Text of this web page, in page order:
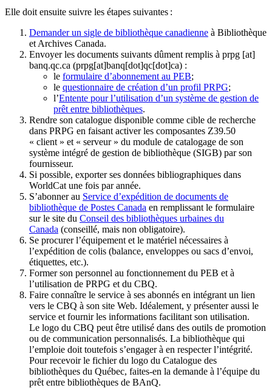
Elle doit ensuite suivre les étapes suivantes :
Demander un sigle de bibliothèque canadienne à Bibliothèque
et Archives Canada.
Envoyer les documents suivants dûment remplis à prpg [at]
banq.qc.ca (prpg[at]banq[dot]qc[dot]ca) :
le formulaire d’abonnement au PEB;
le questionnaire de création d’un profil PRPG;
l’Entente pour l’utilisation d’un système de gestion de
prêt entre bibliothèques.
Rendre son catalogue disponible comme cible de recherche
dans PRPG en faisant activer les composantes Z39.50
« client » et « serveur » du module de catalogage de son
système intégré de gestion de bibliothèque (SIGB) par son
fournisseur.
Si possible, exporter ses données bibliographiques dans
WorldCat une fois par année.
S’abonner au Service d’expédition de documents de
bibliothèque de Postes Canada en remplissant le formulaire
sur le site du Conseil des bibliothèques urbaines du
Canada (conseillé, mais non obligatoire).
Se procurer l’équipement et le matériel nécessaires à
l’expédition de colis (balance, enveloppes ou sacs d’envoi,
étiquettes, etc.).
Former son personnel au fonctionnement du PEB et à
l’utilisation de PRPG et du CBQ.
Faire connaître le service à ses abonnés en intégrant un lien
vers le CBQ à son site Web. Idéalement, y présenter aussi le
service et fournir les informations facilitant son utilisation.
Le logo du CBQ peut être utilisé dans des outils de promotion
ou de communication personnalisés. La bibliothèque qui
l’emploie doit toutefois s’engager à en respecter l’intégrité.
Pour recevoir le fichier du logo du Catalogue des
bibliothèques du Québec, faites-en la demande à l’équipe du
prêt entre bibliothèques de BAnQ.